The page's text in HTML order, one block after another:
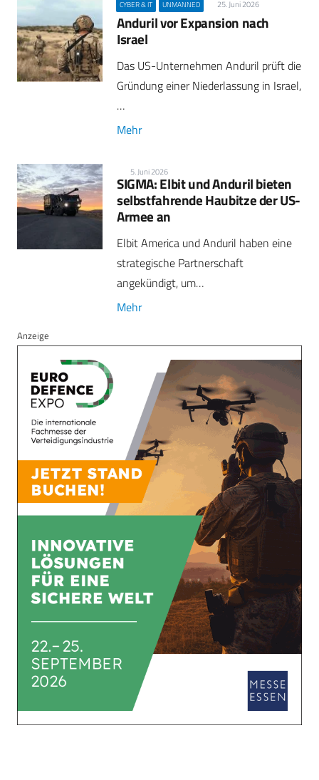
CYBER & IT UNMANNED 25. Juni 2026
Anduril vor Expansion nach
Israel
Das US-Unternehmen Anduril prüft die
Gründung einer Niederlassung in Israel,
…
Mehr
5. Juni 2026
SIGMA: Elbit und Anduril bieten
selbstfahrende Haubitze der US-
Armee an
Elbit America und Anduril haben eine
strategische Partnerschaft
angekündigt, um…
Mehr
Anzeige